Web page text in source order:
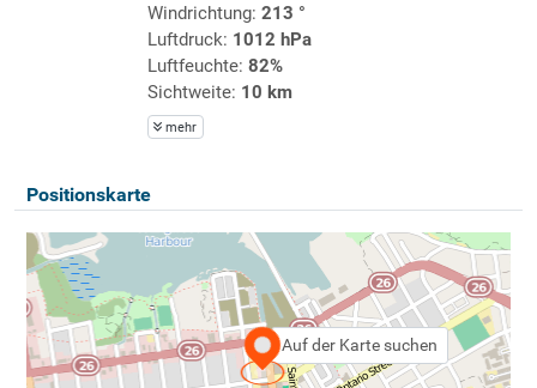
Windrichtung: 213 °
Luftdruck: 1012 hPa
Luftfeuchte: 82%
Sichtweite: 10 km
mehr
Positionskarte
Auf der Karte suchen